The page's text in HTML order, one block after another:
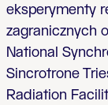
eksperymenty
zagranicznych
National
Sincrotrone
Radiation